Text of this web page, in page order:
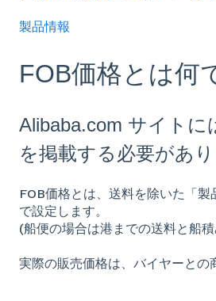
製品情報
FOB価格とは何
Alibaba.com サイトに
を掲載する必要があり
FOB価格とは、送料を除いた「製
で設定します。
(船便の場合は港までの送料と船
実際の販売価格は、バイヤーとの